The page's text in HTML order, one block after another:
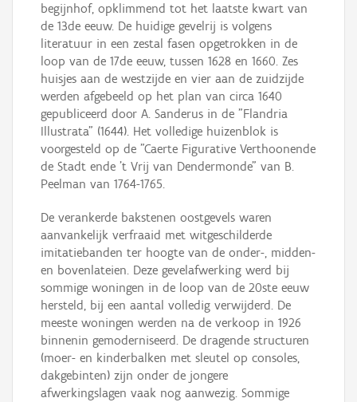
begijnhof, opklimmend tot het laatste kwart van
de 13de eeuw. De huidige gevelrij is volgens
literatuur in een zestal fasen opgetrokken in de
loop van de 17de eeuw, tussen 1628 en 1660. Zes
huisjes aan de westzijde en vier aan de zuidzijde
werden afgebeeld op het plan van circa 1640
gepubliceerd door A. Sanderus in de "Flandria
Illustrata" (1644). Het volledige huizenblok is
voorgesteld op de "Caerte Figurative Verthoonende
de Stadt ende ’t Vrij van Dendermonde" van B.
Peelman van 1764-1765.
De verankerde bakstenen oostgevels waren
aanvankelijk verfraaid met witgeschilderde
imitatiebanden ter hoogte van de onder-, midden-
en bovenlateien. Deze gevelafwerking werd bij
sommige woningen in de loop van de 20ste eeuw
hersteld, bij een aantal volledig verwijderd. De
meeste woningen werden na de verkoop in 1926
binnenin gemoderniseerd. De dragende structuren
(moer- en kinderbalken met sleutel op consoles,
dakgebinten) zijn onder de jongere
afwerkingslagen vaak nog aanwezig. Sommige